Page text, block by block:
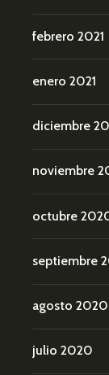
febrero 2021
enero 2021
diciembre
noviembre
octubre
septiembre
agosto 2020
julio 2020